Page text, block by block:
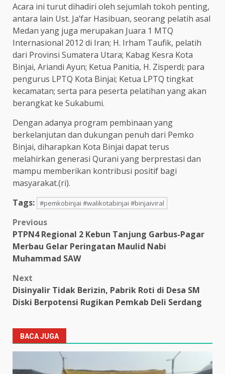
Acara ini turut dihadiri oleh sejumlah tokoh penting,
antara lain Ust. Ja’far Hasibuan, seorang pelatih asal
Medan yang juga merupakan Juara 1 MTQ
Internasional 2012 di Iran; H. Irham Taufik, pelatih
dari Provinsi Sumatera Utara; Kabag Kesra Kota
Binjai, Ariandi Ayun; Ketua Panitia, H. Zisperdi; para
pengurus LPTQ Kota Binjai; Ketua LPTQ tingkat
kecamatan; serta para peserta pelatihan yang akan
berangkat ke Sukabumi.
Dengan adanya program pembinaan yang
berkelanjutan dan dukungan penuh dari Pemko
Binjai, diharapkan Kota Binjai dapat terus
melahirkan generasi Qurani yang berprestasi dan
mampu memberikan kontribusi positif bagi
masyarakat.(ri).
Tags: #pemkobinjai #walikotabinjai #binjaiviral
Post
navigation
Previous
PTPN4 Regional 2 Kebun Tanjung Garbus-Pagar
Merbau Gelar Peringatan Maulid Nabi
Muhammad SAW
Next
Disinyalir Tidak Berizin, Pabrik Roti di Desa SM
Diski Berpotensi Rugikan Pemkab Deli Serdang
BACA JUGA